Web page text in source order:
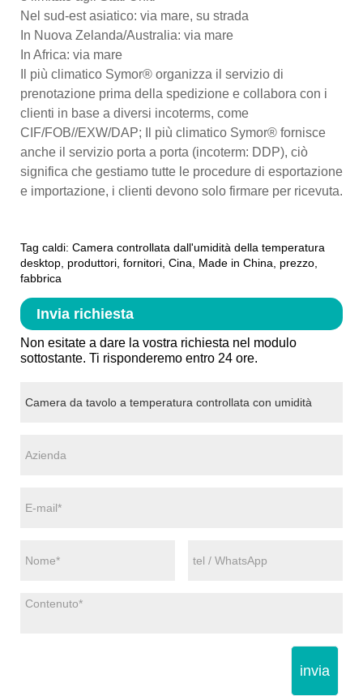
Nel sud-est asiatico: via mare, su strada
In Nuova Zelanda/Australia: via mare
In Africa: via mare
Il più climatico Symor® organizza il servizio di
prenotazione prima della spedizione e collabora con i
clienti in base a diversi incoterms, come
CIF/FOB//EXW/DAP; Il più climatico Symor® fornisce
anche il servizio porta a porta (incoterm: DDP), ciò
significa che gestiamo tutte le procedure di esportazione
e importazione, i clienti devono solo firmare per ricevuta.
Tag caldi: Camera controllata dall'umidità della temperatura
desktop, produttori, fornitori, Cina, Made in China, prezzo,
fabbrica
Invia richiesta
Non esitate a dare la vostra richiesta nel modulo
sottostante. Ti risponderemo entro 24 ore.
invia